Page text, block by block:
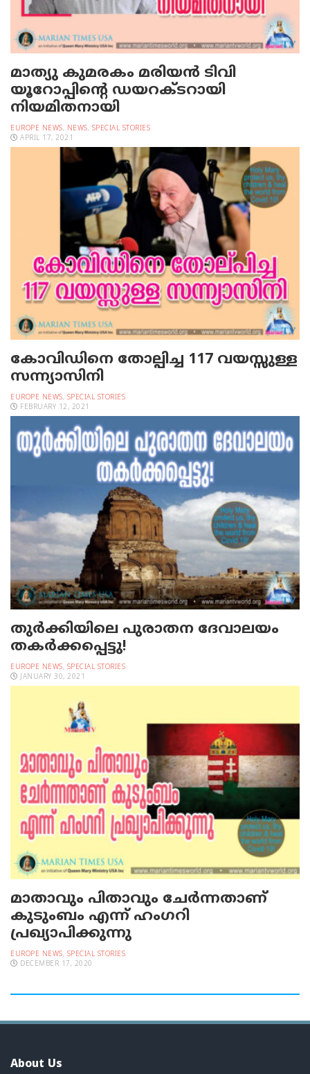
മാത്യു കുമരകം മരിയന്‍ ടിവി
യൂറോപ്പിന്റെ ഡയറക്ടറായി
നിയമിതനായി
EUROPE NEWS, NEWS, SPECIAL STORIES
APRIL 17, 2021
കോവിഡിനെ തോല്പിച്ച 117 വയസ്സുള്ള
സന്ന്യാസിനി
EUROPE NEWS, SPECIAL STORIES
FEBRUARY 12, 2021
തുര്‍ക്കിയിലെ പുരാതന ദേവാലയം
തകര്‍ക്കപ്പെട്ടു!
EUROPE NEWS, SPECIAL STORIES
JANUARY 30, 2021
മാതാവും പിതാവും ചേര്‍ന്നതാണ്
കുടുംബം എന്ന് ഹംഗറി
പ്രഖ്യാപിക്കുന്നു
EUROPE NEWS, SPECIAL STORIES
DECEMBER 17, 2020
About Us